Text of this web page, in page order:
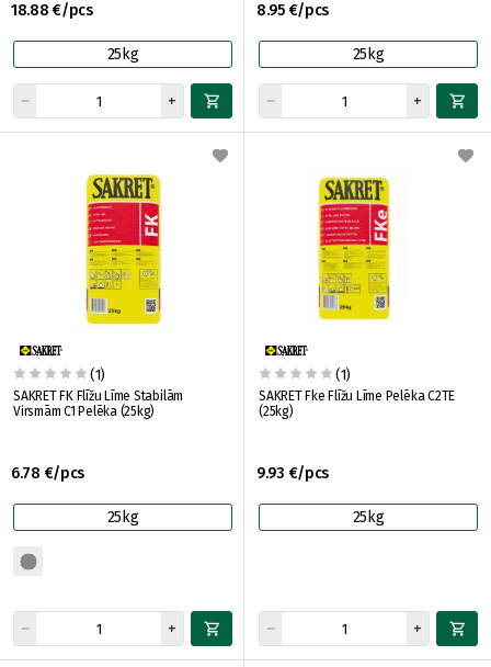
18.88 €/pcs
25kg
8.95 €/pcs
25kg
(1)
SAKRET FK Flīžu Līme Stabilām
Virsmām C1 Pelēka (25kg)
6.78 €/pcs
25kg
(1)
SAKRET Fke Flīžu Līme Pelēka C2TE
(25kg)
9.93 €/pcs
25kg